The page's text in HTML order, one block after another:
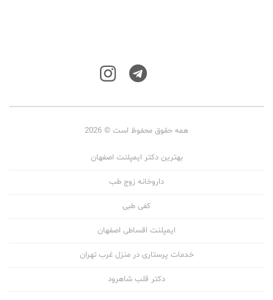
همه حقوق محفوظ است © 2026
بهترین دکتر ایمپلنت اصفهان
داروخانه زوج طب
کفی طبی
ایمپلنت اقساطی اصفهان
خدمات پرستاری در منزل غرب تهران
دکتر قلب شاهرود